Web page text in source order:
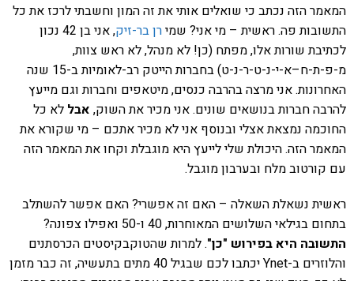
המאמר הזה נכתב כי שואלים אותי את זה המון וחשבתי לרכז את כל
התשובות פה. ראשית – מי אני? שמירן בר-זיק
, אני בן 42 נכון
לכתיבת שורות אלו, מפתח (כן! לא מנהל, לא ראש צוות,
מ-פ-ת-ח–א-י-נ-ט-ר-נ-ט) בחברות הייטק רב-לאומיות ב-15 שנה
האחרונות. אני מרצה בהרבה כנסים, מיטאפים וחברות וגם מייעץ
להרבה חברות בנושאים שונים. אני מכיר את השוק, אבל לא כל
החוכמה נמצאת אצלי ובנוסף אני לא מכיר אתכם – מי שקורא את
המאמר הזה. היכולת שלי לייעץ היא מוגבלת וקחו את המאמר הזה
עם קורטוב מלח ובערבון מוגבל.
ראשית נשאלת השאלה – האם זה אפשרי? האם אפשר להשתלב
בתחום בגילאי השלושים המאוחרות, 40 ו-50 ואפילו צפונה?
התשובה היא בפירוש "כן". למרות שהטוקבקיסטים הכרסתנים
והלוזרים ב-Ynet יכתבו לכם שבגיל 40 מתים בתעשיה, זה כבר מזמן